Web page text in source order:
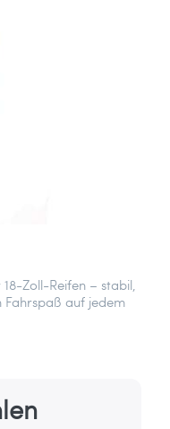
Zoll-Reifen – stabil,
Fahrspaß auf jedem